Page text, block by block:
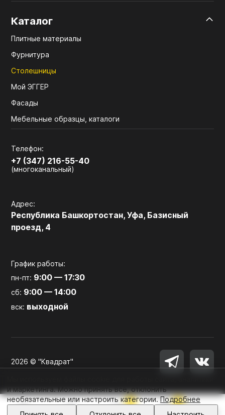
0 0
Войти
Каталог
Плитные материалы
Фурнитура
Столешницы
Мой ЭГГЕР
Фасады
Мебельные образцы, каталоги
Телефон:
+7 (347) 216-55-40
(многоканальный)
Адрес:
Республика Башкортостан, Уфа, Базисный
проезд, 4
График работы:
пн-пт: 9:00 — 17:30
сб: 9:00 — 14:00
вск: выходной
2026 © "Квадрат"
и маркетинга. Можно принять все, отклонить
необязательные или настроить категории.Подробнее